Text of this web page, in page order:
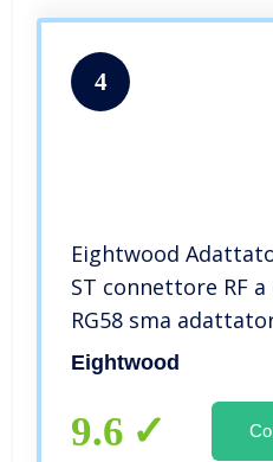
4
Eightwood
ST connettore RF
RG58 sma
walkie-talkie
Eightwood
9.6